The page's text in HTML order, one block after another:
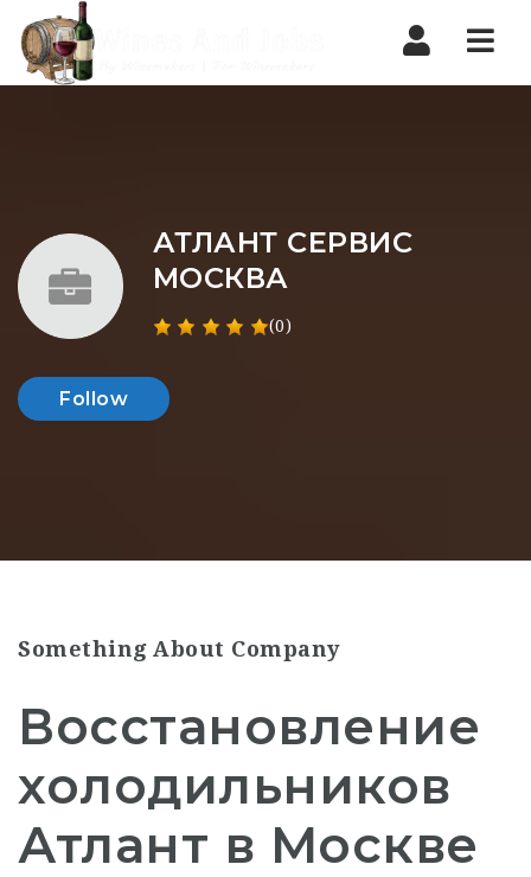
АТЛАНТ СЕРВИС
МОСКВА
(0)
Follow
Something About Company
Восстановление
холодильников
Атлант в Москве